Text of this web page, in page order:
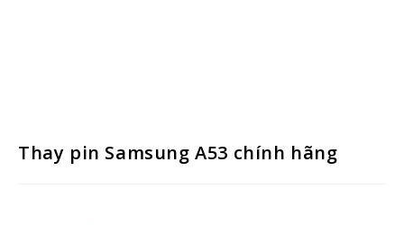
Thay pin Samsung A53 chính hãng